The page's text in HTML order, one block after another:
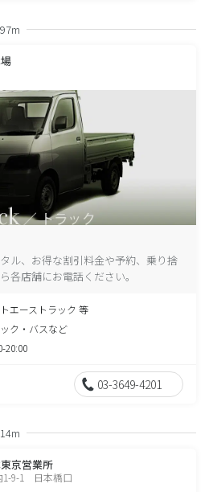
ル、お得な割引料金や予約、乗り捨
各店舗にお電話ください。
エーストラック 等
ック・バスなど
20:00
03-3649-4201
京営業所
1-9-1 日本橋口